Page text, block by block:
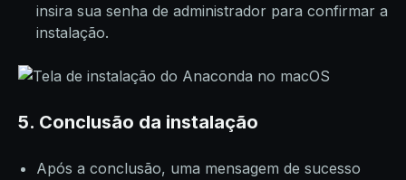
insira sua senha de administrador para confirmar a
instalação.
5. Conclusão da instalação
Após a conclusão, uma mensagem de sucesso